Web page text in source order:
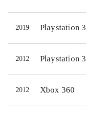
2019 Playstation 3
2012 Playstation 3
2012 Xbox 360